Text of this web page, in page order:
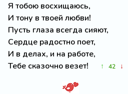
Я тобою восхищаюсь,
И тону в твоей любви!
Пусть глаза всегда сияют,
Сердце радостно поет,
И в делах, и на работе,
Тебе сказочно везет!
↑ 42 ↓